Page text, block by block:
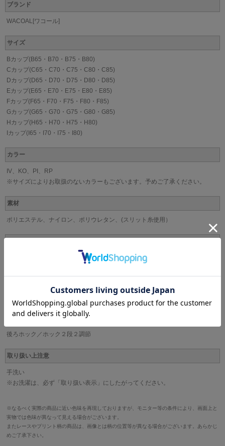
ブランド
WACOAL[ワコール]
サイズ
Bカップ(B65・B70・B75・B80)
Cカップ(C65・C70・C75・C80・C85)
Dカップ(D65・D70・D75・D80・D85)
Eカップ(E65・E70・E75・E80・E85)
Fカップ(F65・F70・F75・F80・F85)
Gカップ(G65・G70・G75・G80・G85)
Hカップ(H65・H70・H75・H80)
Iカップ(I65・I70・I75・I80)
カラー
IV、KO、PI、RP
※サイズによりお取扱のないカラーもございます。予めご了承ください。
素材
ポリエステル、ナイロン、ポリウレタン、(スリット糸使用）
パッドなし(パッド受け有り)
アンダー
後ろホック／ホック２段２調節
取り扱い上注意
手洗い
※お洗濯は、必ず「取り扱い表示」にしたがってください。
※なるべく実際の商品に近い色味を再現しておりますが、モニター等の条件により、画面上と
実物では色味が異なって見える場合がございます。
またレースやプリント柄の商品は、画像とは柄の位置等が異なる場合がございます。あらかじ
めご了承下さい。